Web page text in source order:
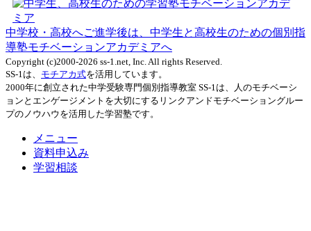
中学校・高校へご進学後は、中学生と高校生のための個別指
導塾モチベーションアカデミアへ
Copyright (c)2000-2026 ss-1.net, Inc. All rights Reserved.
SS-1は、 モチアカ式を活用しています。
2000年に創立された中学受験専門個別指導教室 SS-1は、人のモチベーシ
ョンとエンゲージメントを大切にするリンクアンドモチベーショングルー
プのノウハウを活用した学習塾です。
メニュー
資料申込み
学習相談